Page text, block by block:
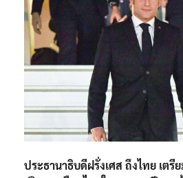
ประธานาธิบดีฝรั่งเศส ถึงไทย เตรี